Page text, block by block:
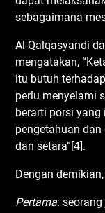
sebagaimana
Al-Qalqasyandi
mengatakan,
itu butuh
perlu menyelami
berarti porsi
pengetahuan
dan setara”[4].
Dengan
Pertama: